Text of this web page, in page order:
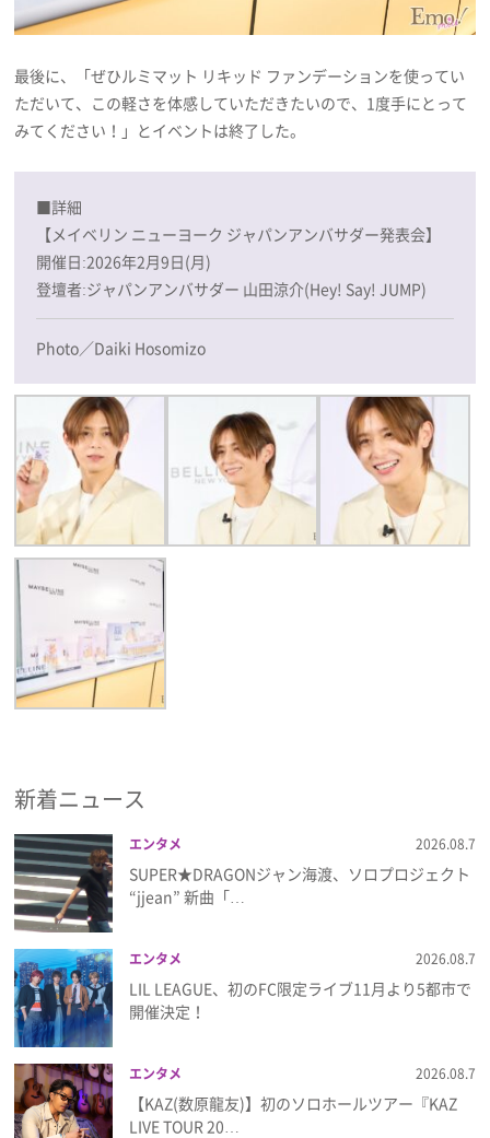
最後に、「ぜひルミマット リキッド ファンデーションを使ってい
ただいて、この軽さを体感していただきたいので、1度手にとって
みてください！」とイベントは終了した。
■詳細
【メイベリン ニューヨーク ジャパンアンバサダー発表会】
開催日:2026年2月9日(月)
登壇者:ジャパンアンバサダー 山田涼介(Hey! Say! JUMP)
Photo／Daiki Hosomizo
新着ニュース
エンタメ 2026.08.7
SUPER★DRAGONジャン海渡、ソロプロジェクト
“jjean” 新曲「…
エンタメ 2026.08.7
LIL LEAGUE、初のFC限定ライブ11月より5都市で
開催決定！
エンタメ 2026.08.7
【KAZ(数原龍友)】初のソロホールツアー『KAZ
LIVE TOUR 20…